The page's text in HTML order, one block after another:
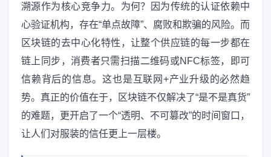
溯源作为核心竞争力。为何？因为传统的认证依赖中
心验证机构，存在“单点故障”、腐败和欺骗的风险。而
区块链的去中心化特性，让整个供应链的每一步都在
链上同步，消费者只需扫描二维码或NFC标签，即可
信赖背后的信息。这也是互联网+产业升级的必然趋
势。真正的价值在于，区块链不仅解决了“是不是真货”
的难题，更开启了一个“透明、不可篡改”的时间窗口，
让人们对服装的信任更上一层楼。